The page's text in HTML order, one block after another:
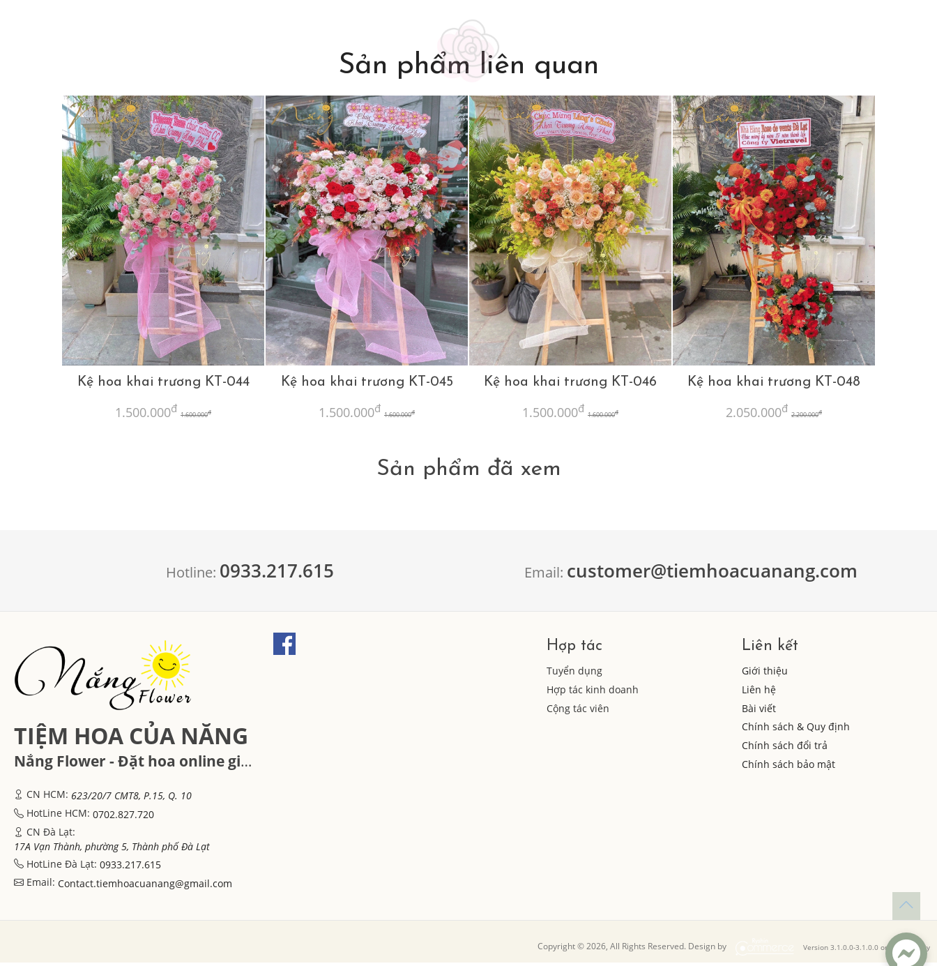
Sản phẩm liên quan
Kệ hoa khai trương KT-044
1.500.000đ 1.600.000đ
Kệ hoa khai trương KT-045
1.500.000đ 1.600.000đ
Kệ hoa khai trương KT-046
1.500.000đ 1.600.000đ
Kệ hoa khai trương KT-048
2.050.000đ 2.200.000đ
Sản phẩm đã xem
Hotline: 0933.217.615 Email: customer@tiemhoacuanang.com
TIỆM HOA CỦA NĂNG
Nắng Flower - Đặt hoa online giá rẻ - Hoa tươi Đà Lạt, Hồ Chí Minh
CN HCM: 623/20/7 CMT8, P.15, Q. 10
HotLine HCM: 0702.827.720
CN Đà Lạt:
17A Vạn Thành, phường 5, Thành phố Đà Lạt
HotLine Đà Lạt: 0933.217.615
Email: Contact.tiemhoacuanang@gmail.com
Hợp tác
Tuyển dụng
Hợp tác kinh doanh
Cộng tác viên
Liên kết
Giới thiệu
Liên hệ
Bài viết
Chính sách & Quy định
Chính sách đổi trả
Chính sách bảo mật
Copyright © 2026, All Rights Reserved. Design by Version 3.1.0.0-3.1.0.0 organic beauty